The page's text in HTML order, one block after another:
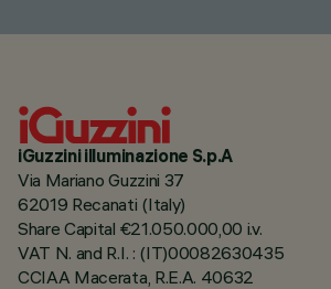
iGuzzini illuminazione S.p.A
Via Mariano Guzzini 37
62019 Recanati (Italy)
Share Capital €21.050.000,00 i.v.
VAT N. and R.I. : (IT)00082630435
CCIAA Macerata, R.E.A. 40632